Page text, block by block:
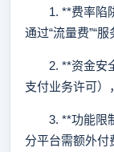
1. **费率陷阱
通过“流量费”“服
2. **资金安全
支付业务许可）
3. **功能限制
分平台需额外付